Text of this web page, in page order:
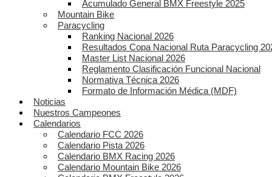
Acumulado General BMX Freestyle 2025
Mountain Bike
Paracycling
Ranking Nacional 2026
Resultados Copa Nacional Ruta Paracycling
Master List Nacional 2026
Reglamento Clasificación Funcional Nacional
Normativa Técnica 2026
Formato de Información Médica (MDF)
Noticias
Nuestros Campeones
Calendarios
Calendario FCC 2026
Calendario Pista 2026
Calendario BMX Racing 2026
Calendario Mountain Bike 2026